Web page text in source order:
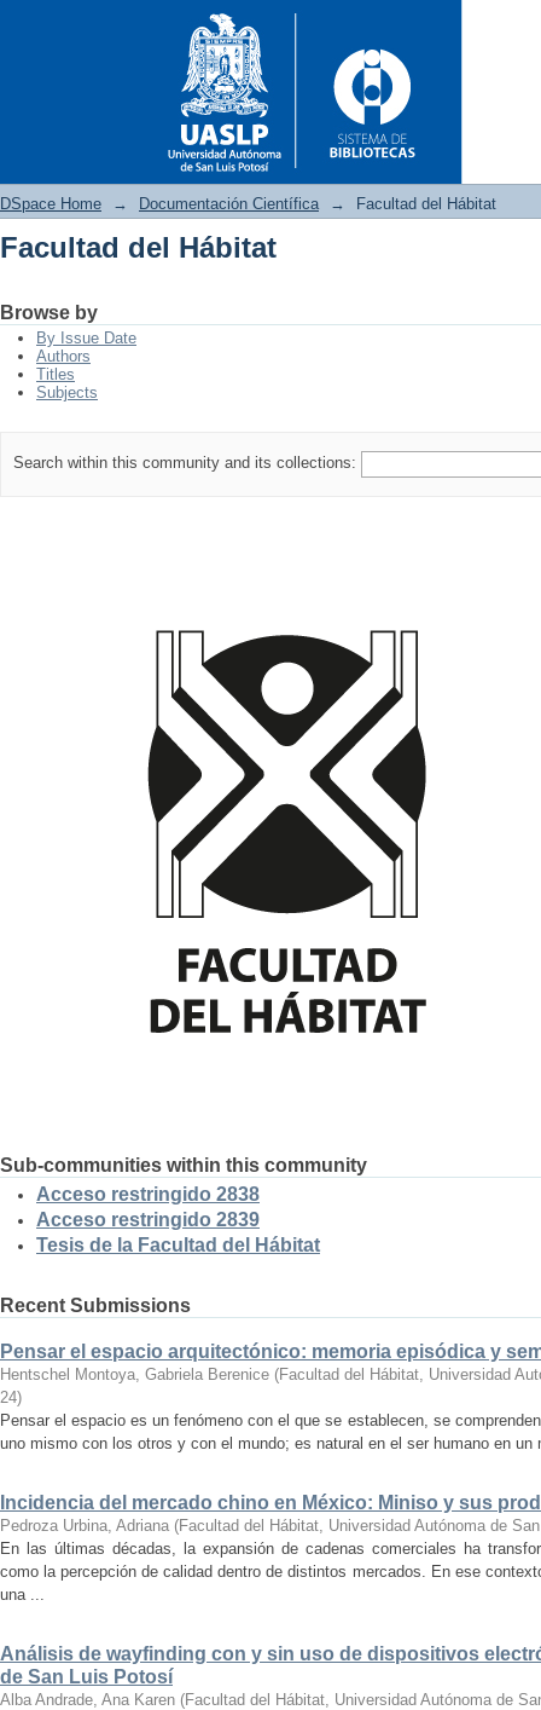
DSpace Home → Documentación Científica → Facultad del Hábitat
Facultad del Hábitat
Browse by
By Issue Date
Authors
Titles
Subjects
Search within this community and its collections:
Sub-communities within this community
Acceso restringido 2838
Acceso restringido 2839
Tesis de la Facultad del Hábitat
Recent Submissions
Pensar el espacio arquitectónico: memoria episódica y
Hentschel Montoya, Gabriela Berenice (Facultad del Hábitat, Universidad
24)
Pensar el espacio es un fenómeno con el que se establecen, se
uno mismo con los otros y con el mundo; es natural en el ser humano en
Incidencia del mercado chino en México: Miniso y sus
Pedroza Urbina, Adriana (Facultad del Hábitat, Universidad Autónoma de
En las últimas décadas, la expansión de cadenas comerciales ha
como la percepción de calidad dentro de distintos mercados. En ese
una ...
Análisis de wayfinding con y sin uso de dispositivos
de San Luis Potosí
Alba Andrade, Ana Karen (Facultad del Hábitat, Universidad Autónoma de